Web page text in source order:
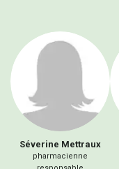
Séverine Mettraux
pharmacienne